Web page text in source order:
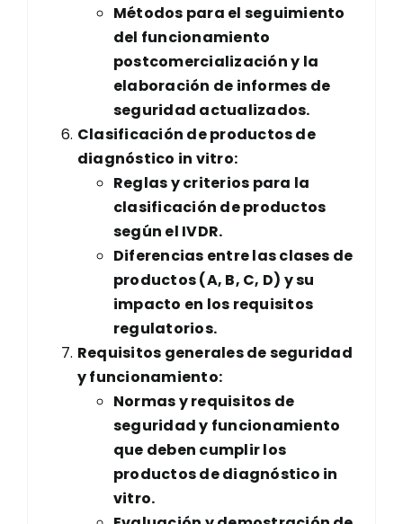
Métodos para el seguimiento
del funcionamiento
postcomercialización y la
elaboración de informes de
seguridad actualizados.
Clasificación de productos de
diagnóstico in vitro:
Reglas y criterios para la
clasificación de productos
según el IVDR.
Diferencias entre las clases de
productos (A, B, C, D) y su
impacto en los requisitos
regulatorios.
Requisitos generales de seguridad
y funcionamiento:
Normas y requisitos de
seguridad y funcionamiento
que deben cumplir los
productos de diagnóstico in
vitro.